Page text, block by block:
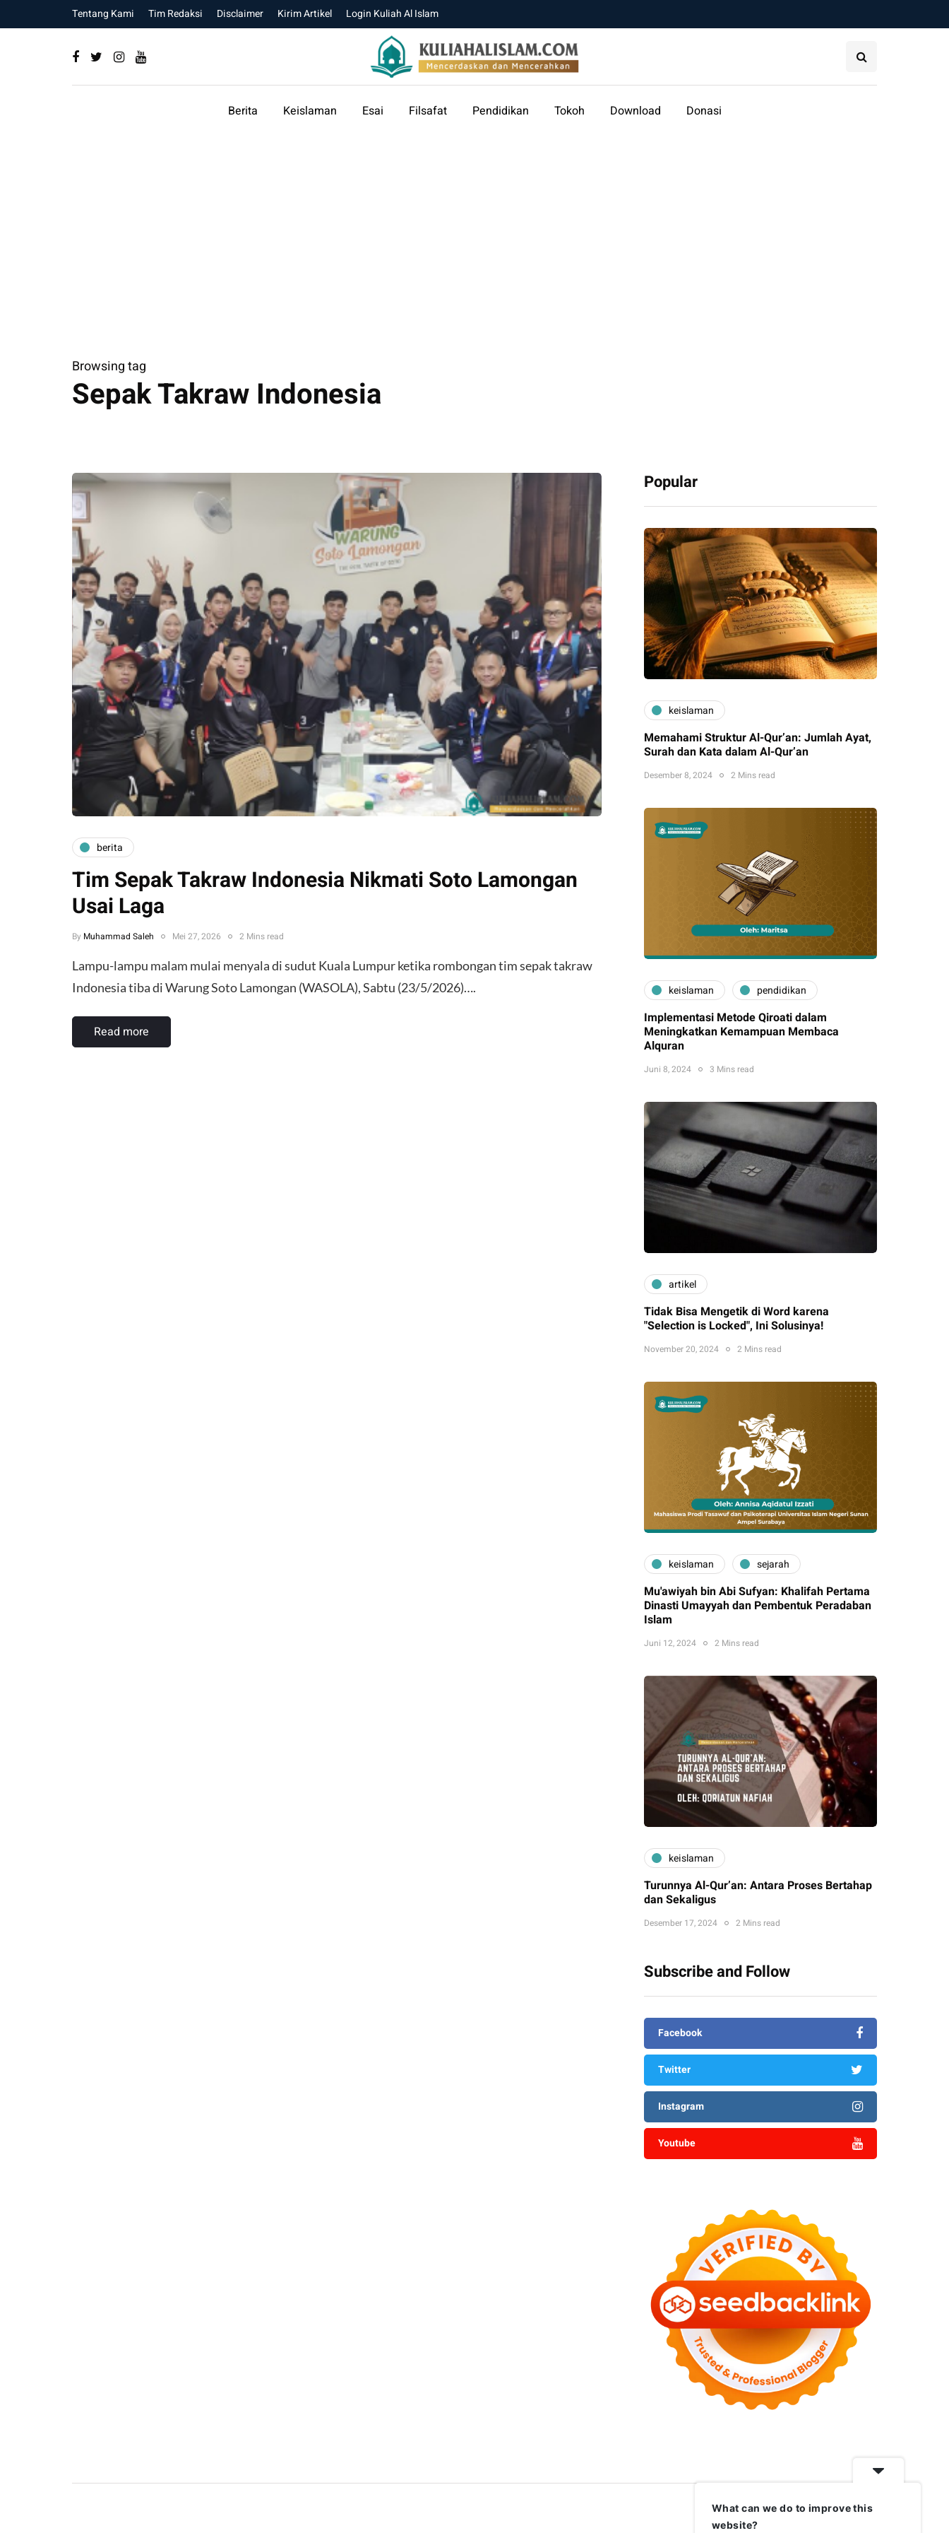
Tentang Kami Tim Redaksi Disclaimer Kirim Artikel Login Kuliah Al Islam
Berita Keislaman Esai Filsafat Pendidikan Tokoh Download Donasi
Browsing tag
​Sepak Takraw Indonesia
berita
Tim Sepak Takraw Indonesia Nikmati Soto Lamongan
Usai Laga
By Muhammad Saleh Mei 27, 2026 2 Mins read
Lampu-lampu malam mulai menyala di sudut Kuala Lumpur ketika rombongan tim sepak takraw
Indonesia tiba di Warung Soto Lamongan (WASOLA), Sabtu (23/5/2026)….
Read more
Popular
keislaman
Memahami Struktur Al-Qur’an: Jumlah Ayat,
Surah dan Kata dalam Al-Qur’an
Desember 8, 2024 2 Mins read
keislaman pendidikan
Implementasi Metode Qiroati dalam
Meningkatkan Kemampuan Membaca
Alquran
Juni 8, 2024 3 Mins read
artikel
Tidak Bisa Mengetik di Word karena
"Selection is Locked", Ini Solusinya!
November 20, 2024 2 Mins read
keislaman sejarah
Mu'awiyah bin Abi Sufyan: Khalifah Pertama
Dinasti Umayyah dan Pembentuk Peradaban
Islam
Juni 12, 2024 2 Mins read
keislaman
Turunnya Al-Qur’an: Antara Proses Bertahap
dan Sekaligus
Desember 17, 2024 2 Mins read
Subscribe and Follow
Facebook
Twitter
Instagram
Youtube
What can we do to improve this
website?